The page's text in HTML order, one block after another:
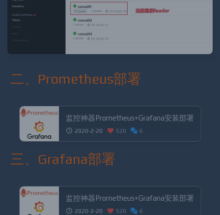
二、Prometheus部署
监控神器Prometheus+Grafana安装部署
2020-2-20 520 6
三、Grafana部署
监控神器Prometheus+Grafana安装部署
2020-2-20 520 6